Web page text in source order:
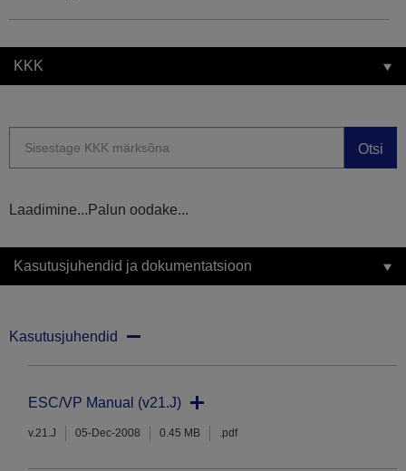
KKK
Otsi
Laadimine...Palun oodake...
Kasutusjuhendid ja dokumentatsioon
Kasutusjuhendid
ESC/VP Manual (v21.J)
v.21.J 05-Dec-2008 0.45 MB .pdf